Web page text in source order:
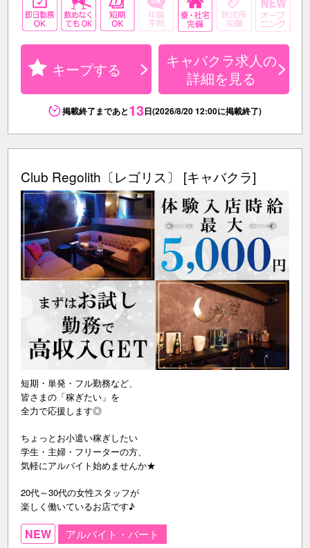
キープする
キャバクラ求人の
詳細を見る
掲載終了まであと13日(2026/8/20 12:00に掲載終了)
Club Regolith〔レゴリス〕 [キャバクラ]
短期・単発・フル勤務など、
皆さまの「稼ぎたい」を
全力で応援します◎
ちょっとお小遣い稼ぎしたい
学生・主婦・フリーターの方、
気軽にアルバイト始めませんか★
20代～30代の女性スタッフが
楽しく働いているお店です♪
NEW アルバイト・パート